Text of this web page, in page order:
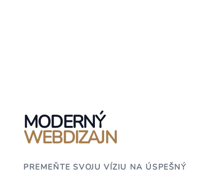
MODERNÝ
WEBDIZAJN
PREMEŇTE SVOJU VÍZIU NA ÚSPEŠNÝ